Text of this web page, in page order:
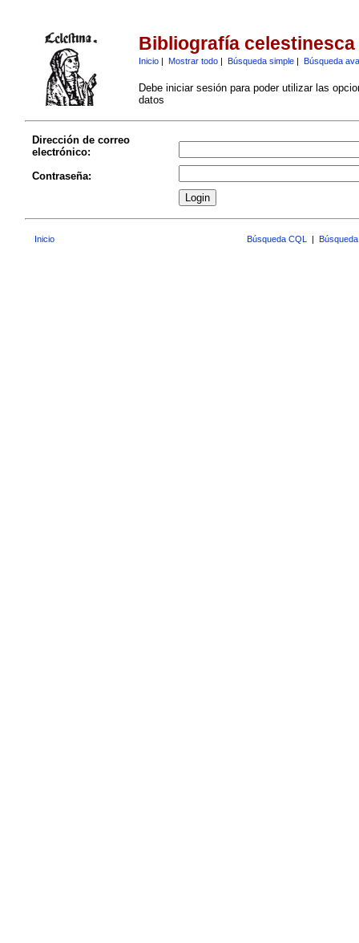
Bibliografía celestinesca
Inicio| Mostrar todo| Búsqueda simple| Búsqueda
Debe iniciar sesión para poder utilizar las
datos
Dirección de correo
electrónico:
Contraseña:
Inicio Búsqueda CQL |